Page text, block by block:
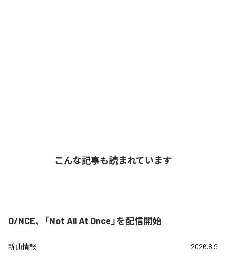
こんな記事も読まれています
O/NCE、「Not All At Once」を配信開始
新曲情報 2026.8.9